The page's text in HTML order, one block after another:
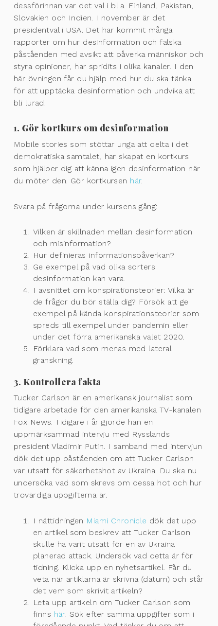
dessförinnan var det val i bl.a. Finland, Pakistan,
Slovakien och Indien. I november är det
presidentval i USA. Det har kommit många
rapporter om hur desinformation och falska
påståenden med avsikt att påverka människor och
styra opinioner, har spridits i olika kanaler. I den
här övningen får du hjälp med hur du ska tänka
för att upptäcka desinformation och undvika att
bli lurad.
1. Gör kortkurs om desinformation
Mobile stories som stöttar unga att delta i det
demokratiska samtalet, har skapat en kortkurs
som hjälper dig att känna igen desinformation när
du möter den. Gör kortkursen här.
Svara på frågorna under kursens gång:
Vilken är skillnaden mellan desinformation
och misinformation?
Hur definieras informationspåverkan?
Ge exempel på vad olika sorters
desinformation kan vara.
I avsnittet om konspirationsteorier: Vilka är
de frågor du bör ställa dig? Försök att ge
exempel på kända konspirationsteorier som
spreds till exempel under pandemin eller
under det förra amerikanska valet 2020.
Förklara vad som menas med lateral
granskning.
3. Kontrollera fakta
Tucker Carlson är en amerikansk journalist som
tidigare arbetade för den amerikanska TV-kanalen
Fox News. Tidigare i år gjorde han en
uppmärksammad intervju med Rysslands
president Vladimir Putin. I samband med intervjun
dök det upp påståenden om att Tucker Carlson
var utsatt för säkerhetshot av Ukraina. Du ska nu
undersöka vad som skrevs om dessa hot och hur
trovärdiga uppgifterna är.
I nättidningen Miami Chronicle dök det upp
en artikel som beskrev att Tucker Carlson
skulle ha varit utsatt för en av Ukraina
planerad attack. Undersök vad detta är för
tidning. Klicka upp en nyhetsartikel. Får du
veta när artiklarna är skrivna (datum) och står
det vem som skrivit artikeln?
Leta upp artikeln om Tucker Carlson som
finns här. Sök efter samma uppgifter som i